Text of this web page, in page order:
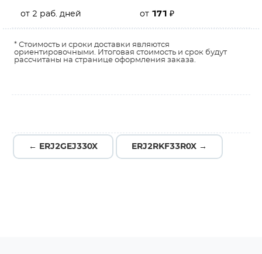
от 2 раб. дней от 171 ₽
* Стоимость и сроки доставки являются
ориентировочными. Итоговая стоимость и срок будут
рассчитаны на странице оформления заказа.
← ERJ2GEJ330X ERJ2RKF33R0X →